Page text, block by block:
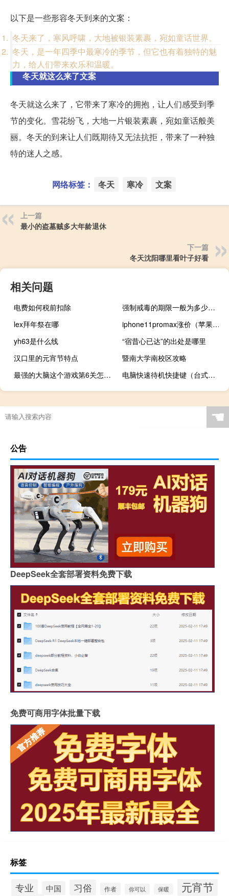
以下是一些形容冬天到来的文案：
冬天来了，寒风呼啸，大地被银装素裹，宛如童话世界。
冬天，是一年四季中最寒冷的季节，但它也有着独特的魅
力，给人们带来欢乐和温暖。
冬天就这么来了文案
冬天就这么来了，它带来了寒冷的拥抱，让人们感受到季
节的变化。雪花纷飞，大地一片银装素裹，宛如童话般美
丽。冬天的到来让人们既期待又无法抗拒，带来了一种独
特的迷人之感。
网络标签： 冬天 寒冷 文案
上一篇
最小的盗墓贼多大年龄退休
下一篇
冬天沈阳哪里看叶子好看
相关问题
电费如何税前扣除
强制戒毒的期限一般为多少时间
lex拜年祭在哪
iphone11promax涨价（苹果提高iPhone 11产量削减iPhone 11 Pro Max订单）
yh63是什么线
“宿昔心已达”的出处是哪里
汉口里的元宵节特点
暨南大学南校区攻略
最强的大脑这个游戏第6关怎么玩 最强的大脑游戏攻略
电脑快速待机快捷键（台式机待机快捷键）
☚
公告
DeepSeek全套部署资料免费下载
免费可商用字体批量下载
标签
专业 中国 习俗 作者 你可以 保暖 元宵节